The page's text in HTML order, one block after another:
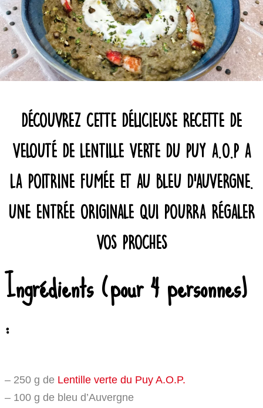
DÉCOUVREZ CETTE DÉLICIEUSE RECETTE DE
VELOUTÉ DE LENTILLE VERTE DU PUY A.O.P A
LA POITRINE FUMÉE ET AU BLEU D’AUVERGNE.
UNE ENTRÉE ORIGINALE QUI POURRA RÉGALER
VOS PROCHES
Ingrédients (pour 4 personnes)
:
– 250 g de Lentille verte du Puy A.O.P.
– 100 g de bleu d’Auvergne